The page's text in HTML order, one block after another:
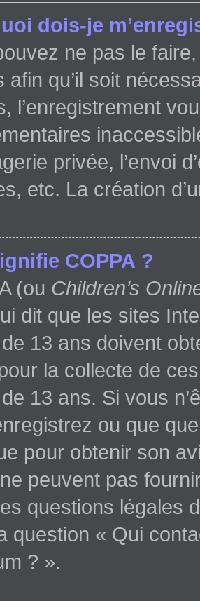
dois-je
ne pas le
afin qu’il soit
l’enregistrement
privée, l’envoi
etc. La création
COPPA ?
(ou Children’s
dit que les sites
13 ans doivent
la collecte de
13 ans. Si vous
ou que
pour obtenir son
peuvent pas
questions légales
question « Qui
? ».